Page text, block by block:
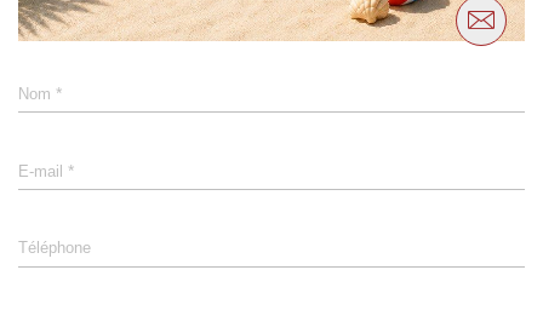
Nom *
E-mail *
Téléphone